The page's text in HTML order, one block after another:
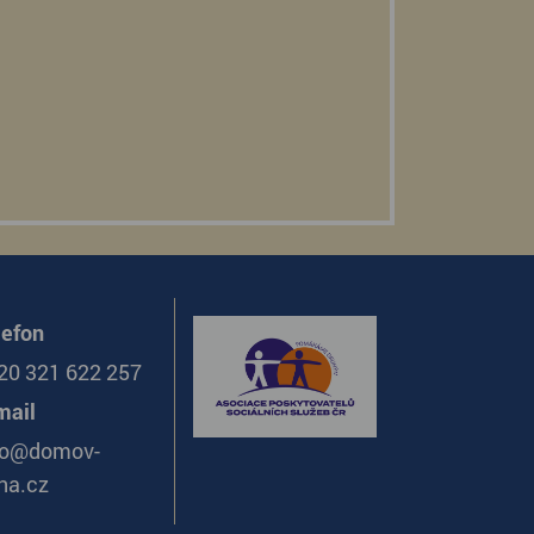
321 622 257